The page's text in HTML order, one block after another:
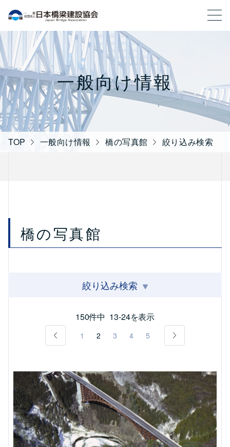
一般社団法人 日本橋梁建設協会
一般向け情報
TOP 一般向け情報 橋の写真館 絞り込み検索
橋の写真館
絞り込み検索
150件中 13-24を表示
1 2 3 4 5